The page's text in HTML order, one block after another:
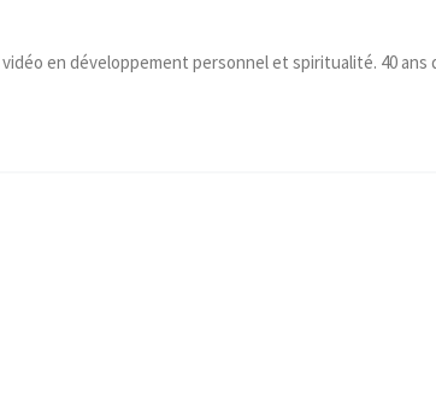
en développement personnel et spiritualité. 40